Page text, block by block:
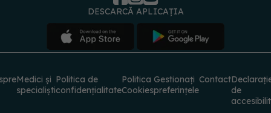
DESCARCĂ APLICAȚIA
Medici și
specialiști
Politica de
confidențialitate
Politica
Cookies
Gestionați
preferințele
Contact
de